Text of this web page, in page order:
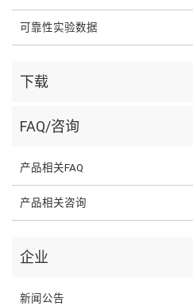
可靠性实验数据
下载
FAQ/咨询
产品相关FAQ
产品相关咨询
企业
新闻公告